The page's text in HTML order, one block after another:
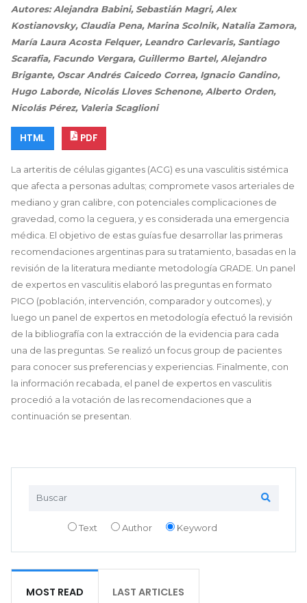
Text Author Keyword
MOST READ LAST ARTICLES
Autores: Alejandra Babini, Sebastián Magri, Alex
Kostianovsky, Claudia Pena, Marina Scolnik, Natalia Zamora,
María Laura Acosta Felquer, Leandro Carlevaris, Santiago
Scarafia, Facundo Vergara, Guillermo Bartel, Alejandro
Brigante, Oscar Andrés Caicedo Correa, Ignacio Gandino,
Hugo Laborde, Nicolás Lloves Schenone, Alberto Orden,
Nicolás Pérez, Valeria Scaglioni
HTML PDF
La arteritis de células gigantes (ACG) es una vasculitis sistémica
que afecta a personas adultas; compromete vasos arteriales de
mediano y gran calibre, con potenciales complicaciones de
gravedad, como la ceguera, y es considerada una emergencia
médica. El objetivo de estas guías fue desarrollar las primeras
recomendaciones argentinas para su tratamiento, basadas en la
revisión de la literatura mediante metodología GRADE. Un panel
de expertos en vasculitis elaboró las preguntas en formato
PICO (población, intervención, comparador y outcomes), y
luego un panel de expertos en metodología efectuó la revisión
de la bibliografía con la extracción de la evidencia para cada
una de las preguntas. Se realizó un focus group de pacientes
para conocer sus preferencias y experiencias. Finalmente, con
la información recabada, el panel de expertos en vasculitis
procedió a la votación de las recomendaciones que a
continuación se presentan.